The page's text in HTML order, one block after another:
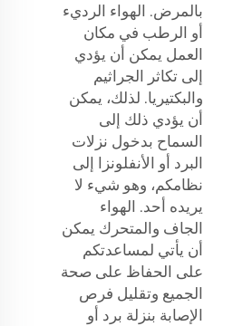
بالمرض. الهواء الرديء
أو الرطب في مكان
العمل يمكن أن يؤدي
إلى تكاثر الجراثيم
والبكتيريا. لذلك، يمكن
أن يؤدي ذلك إلى
السماح بدخول نزلات
البرد أو الأنفلونزا إلى
نظامكم، وهو شيء لا
يريده أحد. الهواء
الجاف والمتحرك يمكن
أن يأتي لمساعدتكم
على الحفاظ على صحة
الجميع وتقليل فرص
الإصابة بنزلة برد أو